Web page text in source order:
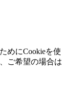
めにCookieを使
ご希望の場合は